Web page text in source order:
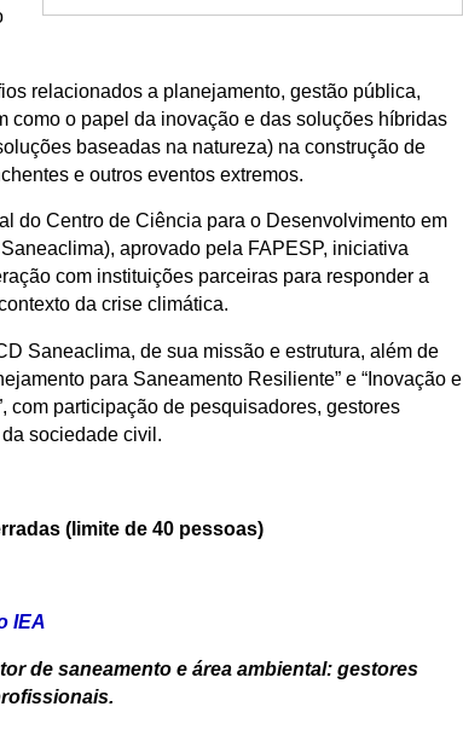
relacionados a planejamento, gestão pública,
como o papel da inovação e das soluções híbridas
baseadas na natureza) na construção de
e outros eventos extremos.
do Centro de Ciência para o Desenvolvimento em
aprovado pela FAPESP, iniciativa
com instituições parceiras para responder a
da crise climática.
Saneaclima, de sua missão e estrutura, além de
para Saneamento Resiliente” e “Inovação e
com participação de pesquisadores, gestores
sociedade civil.
(limite de 40 pessoas)
IEA
de saneamento e área ambiental: gestores